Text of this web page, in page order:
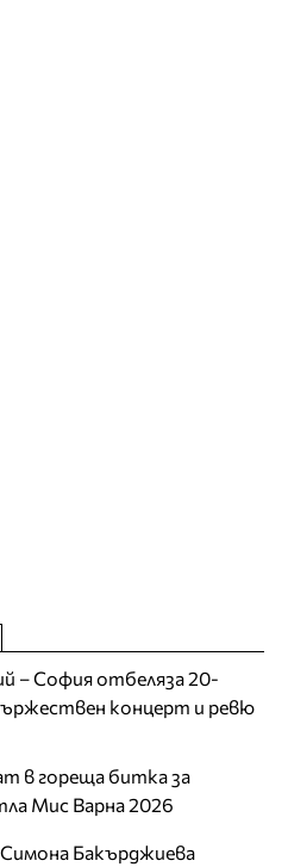
– София отбеляза 20-
концерт и ревю
в гореща битка за
Мис Варна 2026
Бакърджиева